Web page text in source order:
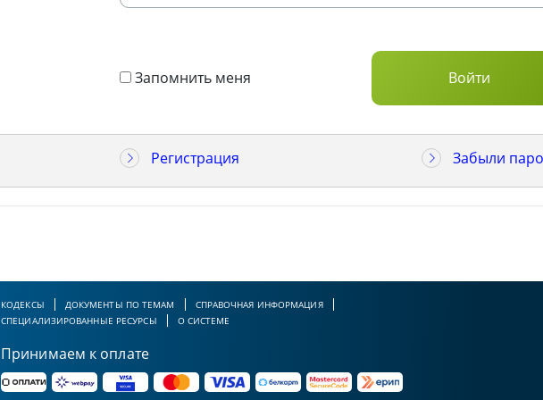
Запомнить меня
Регистрация Забыли
КОДЕКСЫ ДОКУМЕНТЫ ПО ТЕМАМ
СПРАВОЧНАЯ ИНФОРМАЦИЯ
СПЕЦИАЛИЗИРОВАННЫЕ РЕСУРСЫ
О СИСТЕМЕ
Принимаем к оплате